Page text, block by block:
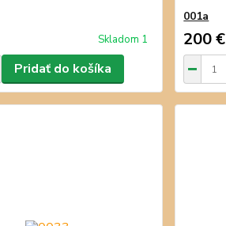
Skladom 1
Pridať do košíka
001a
200 €